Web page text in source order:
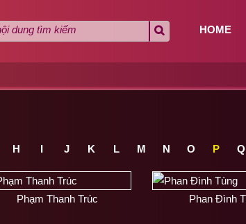
HOME
H I J K L M N O P Q
Phạm Thanh Trúc Phan Đình